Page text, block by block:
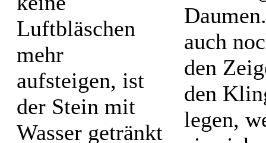
Luftbläschen
mehr
aufsteigen, ist
der Stein mit
Wasser getränkt
auch
den
den
legen,